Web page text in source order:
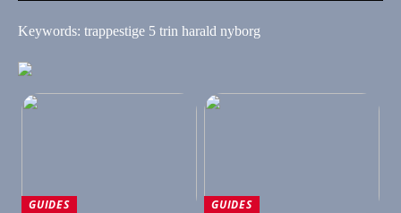
Keywords: trappestige 5 trin harald nyborg
GUIDES
GUIDES